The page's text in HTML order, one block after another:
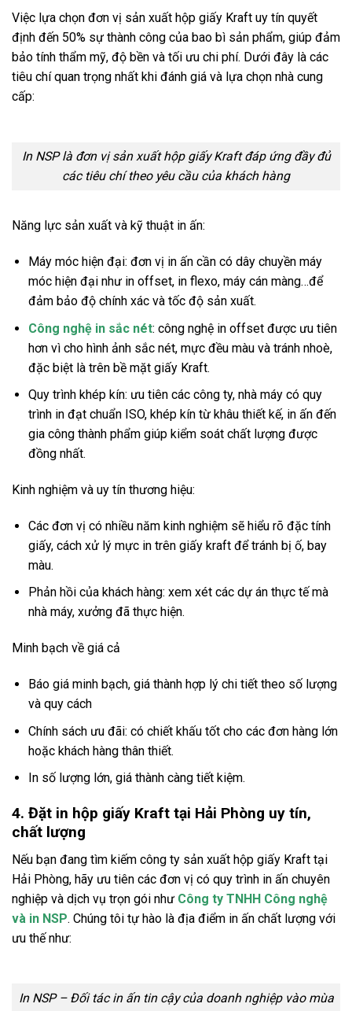
Việc lựa chọn đơn vị sản xuất hộp giấy Kraft uy tín quyết
định đến 50% sự thành công của bao bì sản phẩm, giúp đảm
bảo tính thẩm mỹ, độ bền và tối ưu chi phí. Dưới đây là các
tiêu chí quan trọng nhất khi đánh giá và lựa chọn nhà cung
cấp:
In NSP là đơn vị sản xuất hộp giấy Kraft đáp ứng đầy đủ
các tiêu chí theo yêu cầu của khách hàng
Năng lực sản xuất và kỹ thuật in ấn:
Máy móc hiện đại: đơn vị in ấn cần có dây chuyền máy
móc hiện đại như in offset, in flexo, máy cán màng…để
đảm bảo độ chính xác và tốc độ sản xuất.
Công nghệ in sắc nét: công nghệ in offset được ưu tiên
hơn vì cho hình ảnh sắc nét, mực đều màu và tránh nhoè,
đặc biệt là trên bề mặt giấy Kraft.
Quy trình khép kín: ưu tiên các công ty, nhà máy có quy
trình in đạt chuẩn ISO, khép kín từ khâu thiết kế, in ấn đến
gia công thành phẩm giúp kiểm soát chất lượng được
đồng nhất.
Kinh nghiệm và uy tín thương hiệu:
Các đơn vị có nhiều năm kinh nghiệm sẽ hiểu rõ đặc tính
giấy, cách xử lý mực in trên giấy kraft để tránh bị ố, bay
màu.
Phản hồi của khách hàng: xem xét các dự án thực tế mà
nhà máy, xưởng đã thực hiện.
Minh bạch về giá cả
Báo giá minh bạch, giá thành hợp lý chi tiết theo số lượng
và quy cách
Chính sách ưu đãi: có chiết khấu tốt cho các đơn hàng lớn
hoặc khách hàng thân thiết.
In số lượng lớn, giá thành càng tiết kiệm.
4. Đặt in hộp giấy Kraft tại Hải Phòng uy tín,
chất lượng
Nếu bạn đang tìm kiếm công ty sản xuất hộp giấy Kraft tại
Hải Phòng, hãy ưu tiên các đơn vị có quy trình in ấn chuyên
nghiệp và dịch vụ trọn gói như Công ty TNHH Công nghệ
và in NSP. Chúng tôi tự hào là địa điểm in ấn chất lượng với
ưu thế như:
In NSP – Đối tác in ấn tin cậy của doanh nghiệp vào mùa